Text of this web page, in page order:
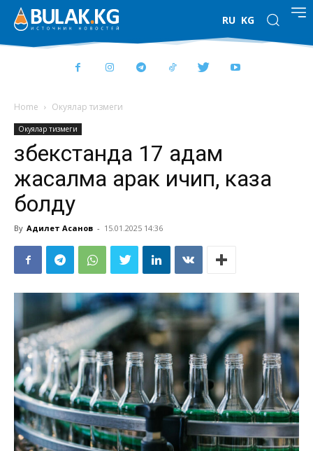
RU KG
Home Окуялар тизмеги
Окуялар тизмеги
Өзбекстанда 17 адам
жасалма арак ичип, каза
болду
By Адилет Асанов - 15.01.2025 14:36